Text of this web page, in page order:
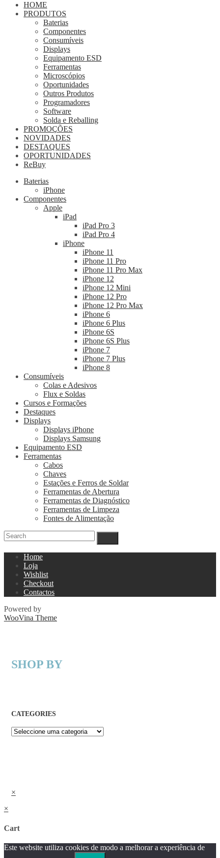
HOME
PRODUTOS
Baterias
Componentes
Consumíveis
Displays
Equipamento ESD
Ferramentas
Microscópios
Oportunidades
Outros Produtos
Programadores
Software
Solda e Reballing
PROMOÇÕES
NOVIDADES
DESTAQUES
OPORTUNIDADES
ReBuy
Baterias
iPhone
Componentes
Apple
iPad
iPad Pro 3
iPad Pro 4
iPhone
iPhone 11
iPhone 11 Pro
iPhone 11 Pro Max
iPhone 12
iPhone 12 Mini
iPhone 12 Pro
iPhone 12 Pro Max
iPhone 6
iPhone 6 Plus
iPhone 6S
iPhone 6S Plus
iPhone 7
iPhone 7 Plus
iPhone 8
Consumíveis
Colas e Adesivos
Flux e Soldas
Cursos e Formações
Destaques
Displays
Displays iPhone
Displays Samsung
Equipamento ESD
Ferramentas
Cabos
Chaves
Estações e Ferros de Soldar
Ferramentas de Abertura
Ferramentas de Diagnóstico
Ferramentas de Limpeza
Fontes de Alimentação
Home
Loja
Wishlist
Checkout
Contactos
Powered by
WooVina Theme
SHOP BY
CATEGORIES
×
×
Cart
Este website utiliza cookies de modo a melhorar a experiência de